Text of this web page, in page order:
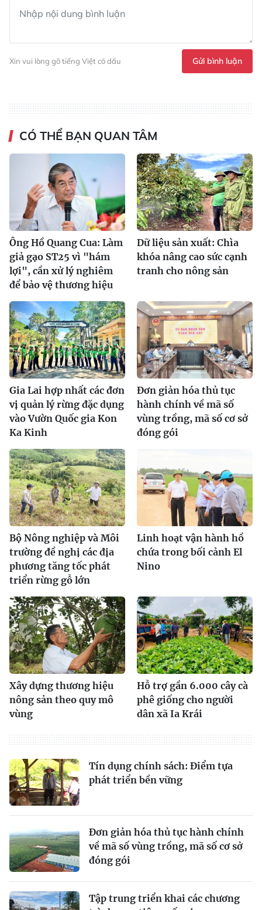
Xin vui lòng gõ tiếng Việt có dấu Gửi bình luận
CÓ THỂ BẠN QUAN TÂM
Ông Hồ Quang Cua: Làm
giả gạo ST25 vì "hám
lợi", cần xử lý nghiêm
để bảo vệ thương hiệu
Dữ liệu sản xuất: Chìa
khóa nâng cao sức cạnh
tranh cho nông sản
Gia Lai hợp nhất các đơn
vị quản lý rừng đặc dụng
vào Vườn Quốc gia Kon
Ka Kinh
Đơn giản hóa thủ tục
hành chính về mã số
vùng trồng, mã số cơ sở
đóng gói
Bộ Nông nghiệp và Môi
trường đề nghị các địa
phương tăng tốc phát
triển rừng gỗ lớn
Linh hoạt vận hành hồ
chứa trong bối cảnh El
Nino
Xây dựng thương hiệu
nông sản theo quy mô
vùng
Hỗ trợ gần 6.000 cây cà
phê giống cho người
dân xã Ia Krái
Tín dụng chính sách: Ðiểm tựa
phát triển bền vững
Đơn giản hóa thủ tục hành chính
về mã số vùng trồng, mã số cơ sở
đóng gói
Tập trung triển khai các chương